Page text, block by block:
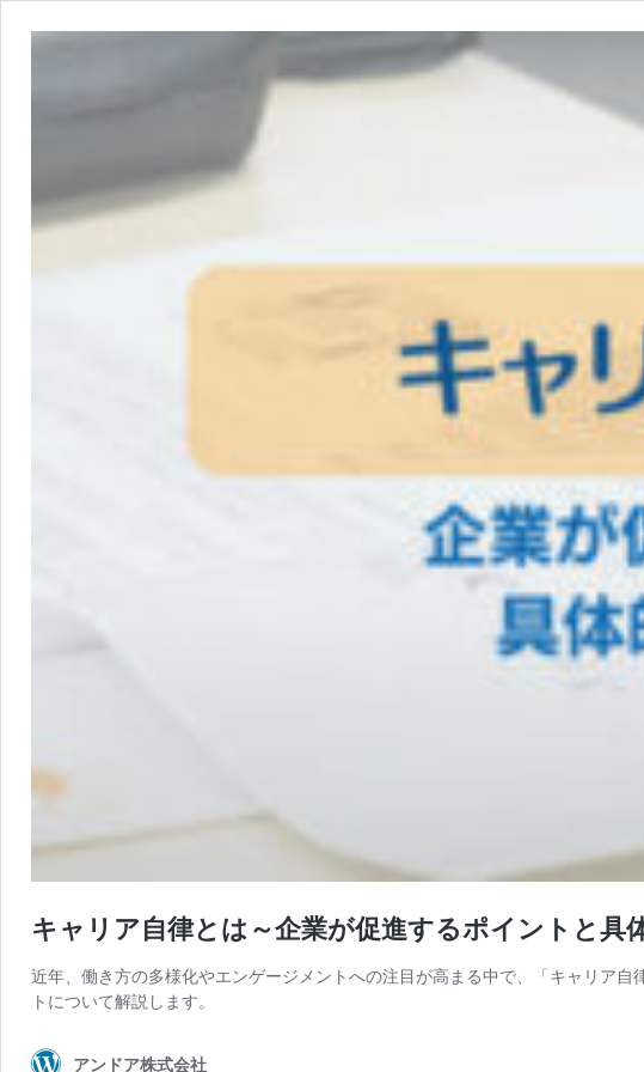
キャリア自律とは～企業が促進するポイントと具
近年、働き方の多様化やエンゲージメントへの注目が高まる中で、「キャリア
トについて解説します。
アンドア株式会社